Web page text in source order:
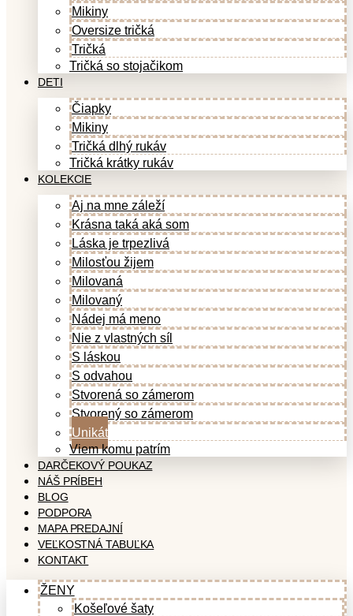
Mikiny
Oversize tričká
Tričká
Tričká so stojačikom
DETI
Čiapky
Mikiny
Tričká dlhý rukáv
Tričká krátky rukáv
KOLEKCIE
Aj na mne záleží
Krásna taká aká som
Láska je trpezlivá
Milosťou žijem
Milovaná
Milovaný
Nádej má meno
Nie z vlastných síl
S láskou
S odvahou
Stvorená so zámerom
Stvorený so zámerom
Unikát
Viem komu patrím
DARČEKOVÝ POUKAZ
NÁŠ PRÍBEH
BLOG
PODPORA
MAPA PREDAJNÍ
VEĽKOSTNÁ TABUĽKA
KONTAKT
ŽENY
Košeľové šaty